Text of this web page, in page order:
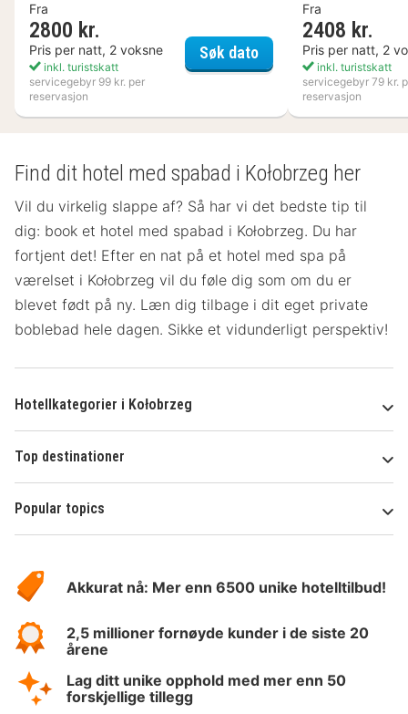
Fra
2800 kr.
Pris per natt, 2 voksne
inkl. turistskatt
servicegebyr 99 kr. per
reservasjon
Søk datoNynäs Havsbad
Fra
2408 kr.
Pris per natt, 2
inkl. turistskatt
servicegebyr 79 kr.
reservasjon
Find dit hotel med spabad i Kołobrzeg her
Vil du virkelig slappe af? Så har vi det bedste tip til
dig: book et hotel med spabad i Kołobrzeg. Du har
fortjent det! Efter en nat på et hotel med spa på
værelset i Kołobrzeg vil du føle dig som om du er
blevet født på ny. Læn dig tilbage i dit eget private
boblebad hele dagen. Sikke et vidunderligt perspektiv!
Hotellkategorier i Kołobrzeg
Top destinationer
Popular topics
Hotelspecials
Akkurat nå: Mer enn 6500 unike hotelltilbud!
2,5 millioner fornøyde kunder i de siste 20
årene
Lag ditt unike opphold med mer enn 50
forskjellige tillegg